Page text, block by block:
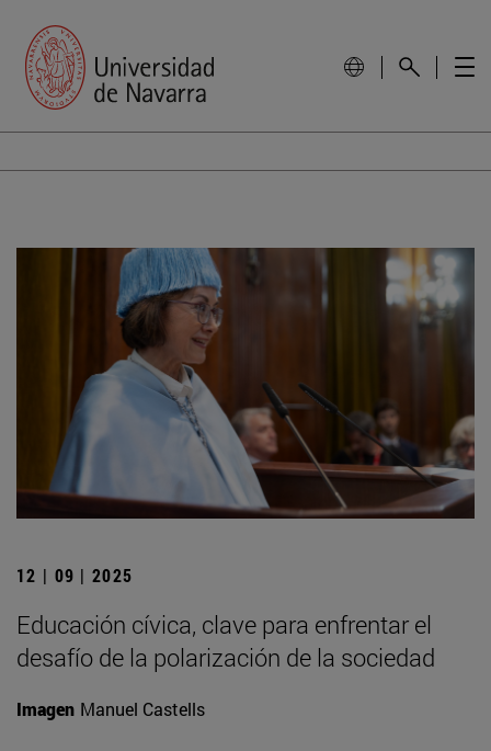
12 | 09 | 2025
Educación cívica, clave para enfrentar el
desafío de la polarización de la sociedad
Imagen Manuel Castells